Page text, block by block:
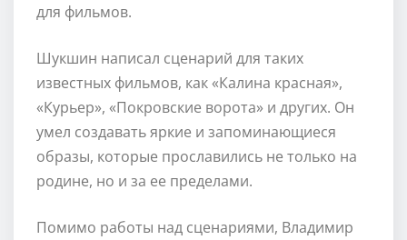
для фильмов.
Шукшин написал сценарий для таких
известных фильмов, как «Калина красная»,
«Курьер», «Покровские ворота» и других. Он
умел создавать яркие и запоминающиеся
образы, которые прославились не только на
родине, но и за ее пределами.
Помимо работы над сценариями, Владимир